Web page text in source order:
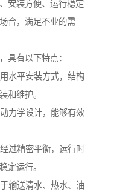
安装方便、运行稳定
合，满足不业的需
具有以下特点：
水平安装方式，结构
和维护。
力学设计，能够有效
过精密平衡，运行时
定运行。
输送清水、热水、油